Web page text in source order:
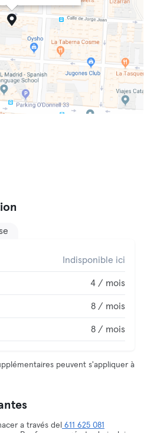
Indisponible ici
4 / mois
8 / mois
8 / mois
peuvent s'appliquer à
a través del 611 625 081